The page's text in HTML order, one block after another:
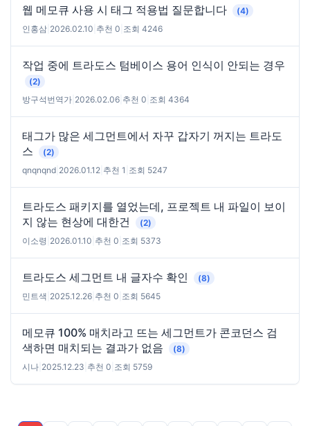
웹 메모큐 사용 시 태그 적용법 질문합니다
(4)
인홍삼 2026.02.10 추천 0 조회 4246
작업 중에 트라도스 텀베이스 용어 인식이 안되는 경우
(2)
방구석번역가 2026.02.06 추천 0 조회 4364
태그가 많은 세그먼트에서 자꾸 갑자기 꺼지는 트라도
스
(2)
qnqnqnd 2026.01.12 추천 1 조회 5247
트라도스 패키지를 열었는데, 프로젝트 내 파일이 보이
지 않는 현상에 대한건
(2)
이소령 2026.01.10 추천 0 조회 5373
트라도스 세그먼트 내 글자수 확인
(8)
민트색 2025.12.26 추천 0 조회 5645
메모큐 100% 매치라고 뜨는 세그먼트가 콘코던스 검
색하면 매치되는 결과가 없음
(8)
시나 2025.12.23 추천 0 조회 5759